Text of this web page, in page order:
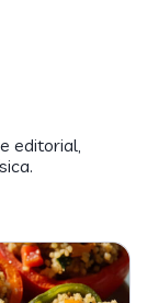
editorial,